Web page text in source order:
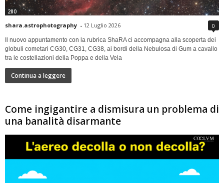
280
shara.astrophotography - 12 Luglio 2026 0
Il nuovo appuntamento con la rubrica ShaRA ci accompagna alla scoperta dei
globuli cometari CG30, CG31, CG38, ai bordi della Nebulosa di Gum a cavallo
tra le costellazioni della Poppa e della Vela
Continua a leggere
Come ingigantire a dismisura un problema di
una banalità disarmante